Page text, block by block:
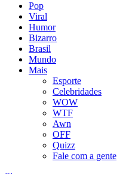
Pop
Viral
Humor
Bizarro
Brasil
Mundo
Mais
Esporte
Celebridades
WOW
WTF
Awn
OFF
Quizz
Fale com a gente